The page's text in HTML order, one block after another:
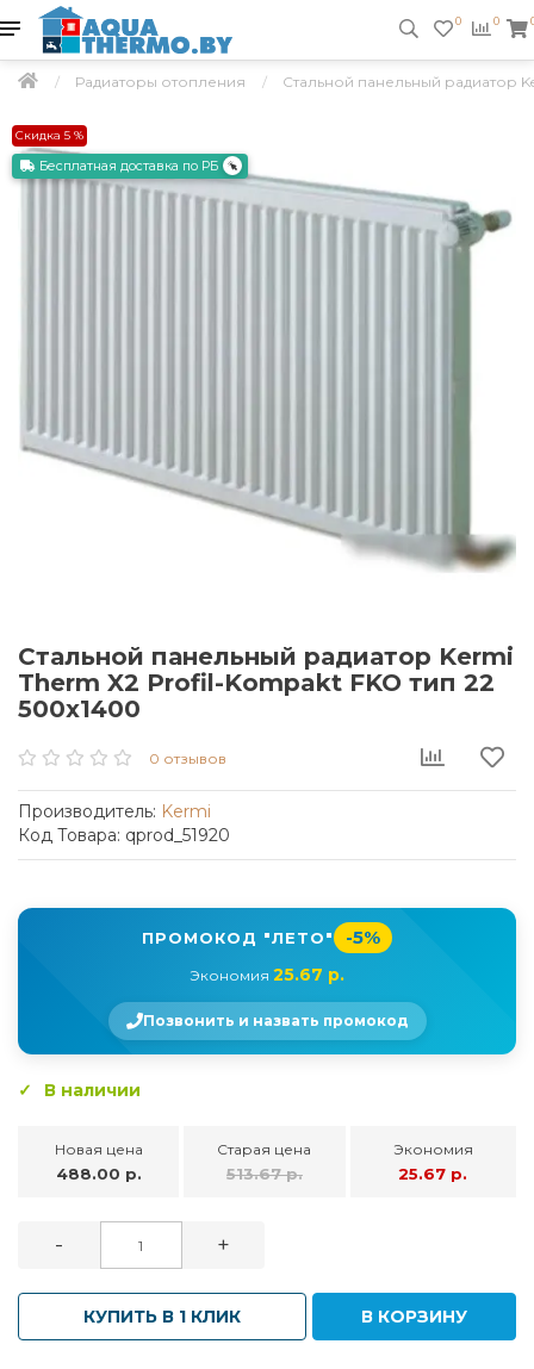
0 0
Радиаторы отопления Стальной панельный радиатор
Скидка 5 %
Бесплатная доставка по РБ
Стальной панельный радиатор Kermi
Therm X2 Profil-Kompakt FKO тип 22
500x1400
0 отзывов
Производитель: Kermi
Код Товара: qprod_51920
ПРОМОКОД "ЛЕТО" -5%
Экономия 25.67 р.
Позвонить и назвать промокод
В наличии
Новая цена
488.00 р.
Старая цена
513.67 р.
Экономия
25.67 р.
- +
КУПИТЬ В 1 КЛИК В КОРЗИНУ